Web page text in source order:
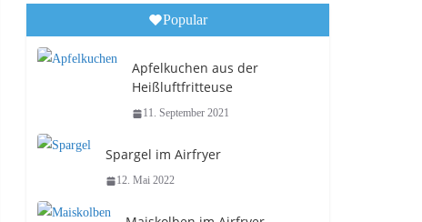
Popular
Apfelkuchen aus der
Heißluftfritteuse
11. September 2021
Spargel im Airfryer
12. Mai 2022